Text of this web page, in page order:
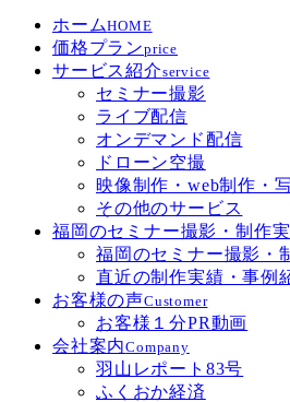
ホームHOME
価格プランprice
サービス紹介service
セミナー撮影
ライブ配信
オンデマンド配信
ドローン空撮
映像制作・web制作・
その他のサービス
福岡のセミナー撮影・制作
福岡のセミナー撮影・
直近の制作実績・事例
お客様の声Customer
お客様１分PR動画
会社案内Company
羽山レポート83号
ふくおか経済